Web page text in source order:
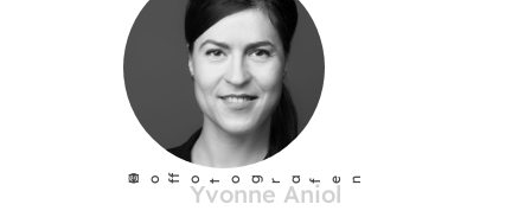
©
Ho f
fotog r
a fen
Yvonne Aniol